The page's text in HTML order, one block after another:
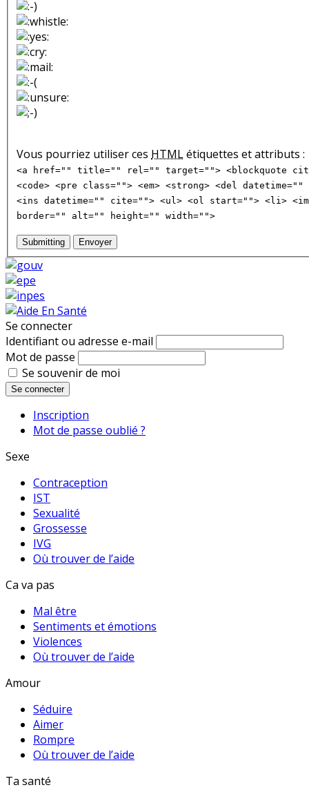
Vous pourriez utiliser ces HTMLétiquettes et attributs :
<a href="" title="" rel="" target=""> <blockquote
<code> <pre class=""> <em> <strong> <del
<ins datetime="" cite=""> <ul> <ol start=""> <li>
border="" alt="" height="" width="">
Submitting Envoyer
Se connecter
Identifiant ou adresse e-mail
Mot de passe
Se souvenir de moi
Se connecter
Inscription
Mot de passe oublié ?
Sexe
Contraception
IST
Sexualité
Grossesse
IVG
Où trouver de l’aide
Ca va pas
Mal être
Sentiments et émotions
Violences
Où trouver de l’aide
Amour
Séduire
Aimer
Rompre
Où trouver de l’aide
Ta santé